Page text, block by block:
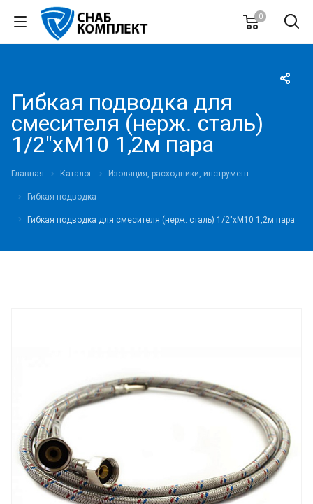
0
Гибкая подводка для
смесителя (нерж. сталь)
1/2"хМ10 1,2м пара
Главная Каталог Изоляция, расходники, инструмент
Гибкая подводка
Гибкая подводка для смесителя (нерж. сталь) 1/2"хМ10 1,2м пара